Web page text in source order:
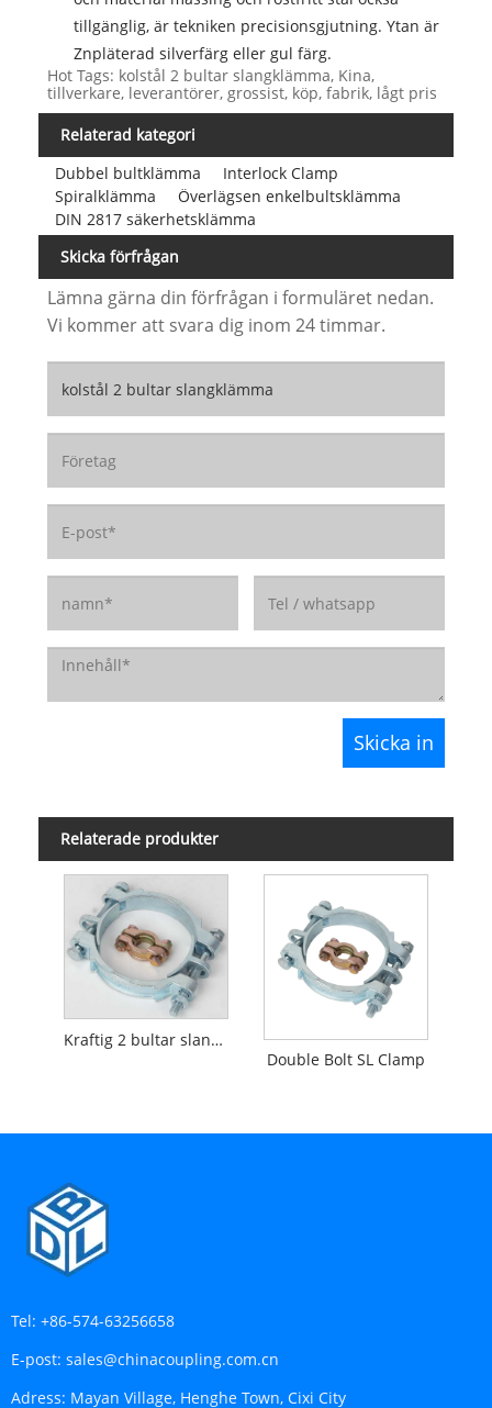
tillgänglig, är tekniken precisionsgjutning. Ytan är
Znpläterad silverfärg eller gul färg.
Hot Tags: kolstål 2 bultar slangklämma, Kina,
tillverkare, leverantörer, grossist, köp, fabrik, lågt pris
Relaterad kategori
Dubbel bultklämma
Interlock Clamp
Spiralklämma
Överlägsen enkelbultsklämma
DIN 2817 säkerhetsklämma
Skicka förfrågan
Lämna gärna din förfrågan i formuläret nedan.
Vi kommer att svara dig inom 24 timmar.
Relaterade produkter
Kraftig 2 bultar slangklämma
Double Bolt SL Clamp
Tel: +86-574-63256658
E-post: sales@chinacoupling.com.cn
Adress: Mayan Village, Henghe Town, Cixi City